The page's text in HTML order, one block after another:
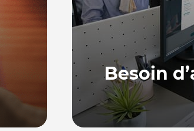
Besoin
Notre équipe, basée
répondre à vos